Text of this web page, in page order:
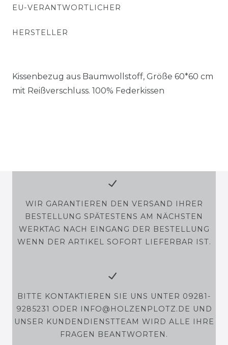
EU-VERANTWORTLICHER
HERSTELLER
Kissenbezug aus Baumwollstoff, Größe 60*60 cm
mit Reißverschluss. 100% Federkissen
WIR GARANTIEREN DEN VERSAND IHRER
BESTELLUNG SPÄTESTENS AM NÄCHSTEN
WERKTAG NACH EINGANG DER BESTELLUNG
WENN DER ARTIKEL SOFORT LIEFERBAR IST.
BITTE KONTAKTIEREN SIE UNS UNTER 09281-
9285231 ODER INFO@HOLZENPLOTZ.DE UND
UNSER KUNDENDIENSTTEAM WIRD ALLE IHRE
FRAGEN BEANTWORTEN.